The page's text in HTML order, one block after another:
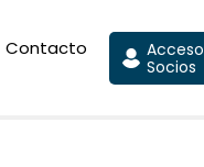
Contacto
Acceso
Socios